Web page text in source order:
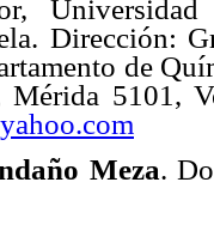
Dirección:
de
5101,
Meza.